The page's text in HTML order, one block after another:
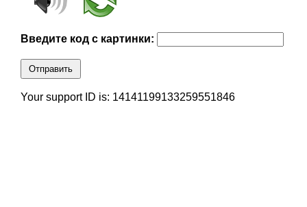
Введите код с картинки:
Отправить
Your support ID is: 14141199133259551846